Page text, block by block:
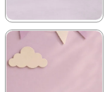
★ ★ ★